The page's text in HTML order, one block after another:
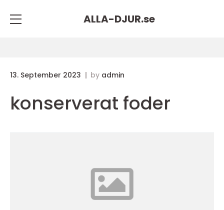
ALLA-DJUR.se
13. September 2023 by admin
konserverat foder